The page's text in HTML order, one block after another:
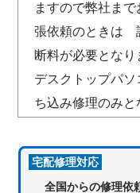
ますので弊社ま
張依頼のときは
断料が必要となり
デスクトップパ
ち込み修理のみと
宅配修理対応
全国からの修理